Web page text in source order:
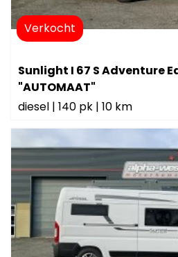
Verkocht
Sunlight I 67 S Adventure
"AUTOMAAT"
diesel | 140 pk | 10 km